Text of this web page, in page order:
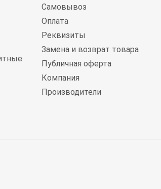
Самовывоз
Оплата
Реквизиты
Замена и возврат товара
Публичная оферта
Компания
Производители